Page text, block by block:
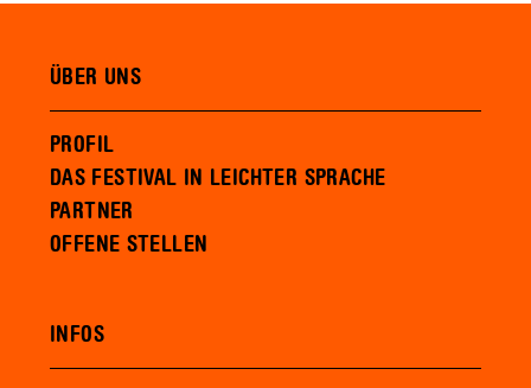
ÜBER UNS
PROFIL
DAS FESTIVAL IN LEICHTER SPRACHE
PARTNER
OFFENE STELLEN
INFOS